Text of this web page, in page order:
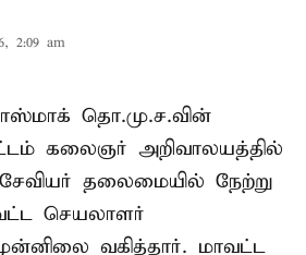
2:09 am
தொ.மு.ச.வின்
கலைஞர் அறிவாலயத்தில்
தலைமையில் நேற்று
செயலாளர்
வகித்தார். மாவட்ட